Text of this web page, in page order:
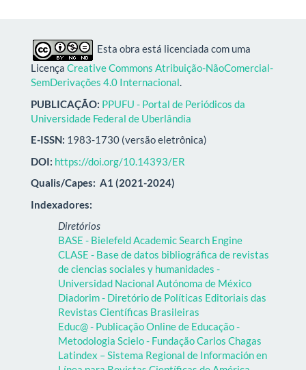
Esta obra está licenciada com uma
Licença Creative Commons Atribuição-NãoComercial-
SemDerivações 4.0 Internacional.
PUBLICAÇÃO: PPUFU - Portal de Periódicos da
Universidade Federal de Uberlândia
E-ISSN: 1983-1730 (versão eletrônica)
DOI: https://doi.org/10.14393/ER
Qualis/Capes: A1 (2021-2024)
Indexadores:
Diretórios
BASE - Bielefeld Academic Search Engine
CLASE - Base de datos bibliográfica de revistas
de ciencias sociales y humanidades -
Universidad Nacional Autónoma de México
Diadorim - Diretório de Políticas Editoriais das
Revistas Científicas Brasileiras
Educ@ - Publicação Online de Educação -
Metodologia Scielo - Fundação Carlos Chagas
Latindex – Sistema Regional de Información en